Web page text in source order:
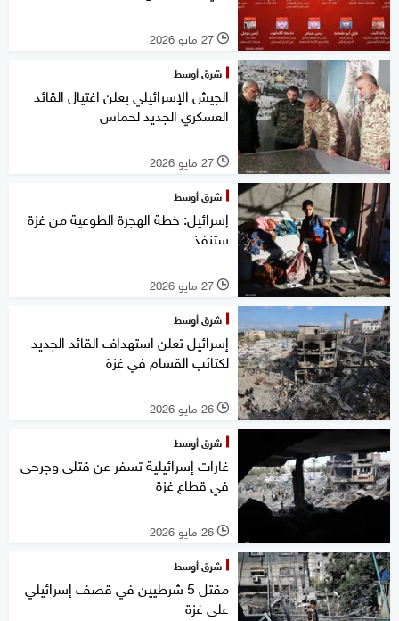
l 27 مايو 2026
شرق أوسط
الجيش الإسرائيلي يعلن اغتيال القائد
العسكري الجديد لحماس
l 27 مايو 2026
شرق أوسط
إسرائيل: خطة الهجرة الطوعية من غزة
ستنفذ
l 27 مايو 2026
شرق أوسط
إسرائيل تعلن استهداف القائد الجديد
لكتائب القسام في غزة
l 26 مايو 2026
شرق أوسط
غارات إسرائيلية تسفر عن قتلى وجرحى
في قطاع غزة
l 26 مايو 2026
شرق أوسط
مقتل 5 شرطيين في قصف إسرائيلي
على غزة